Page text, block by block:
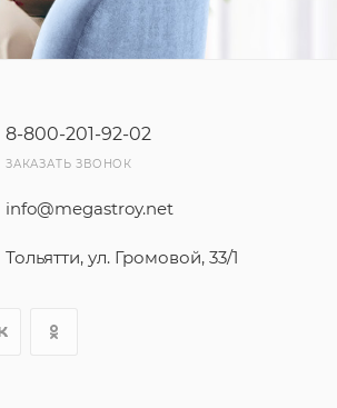
8-800-201-92-02
ЗАКАЗАТЬ ЗВОНОК
info@megastroy.net
Тольятти, ул. Громовой, 33/1